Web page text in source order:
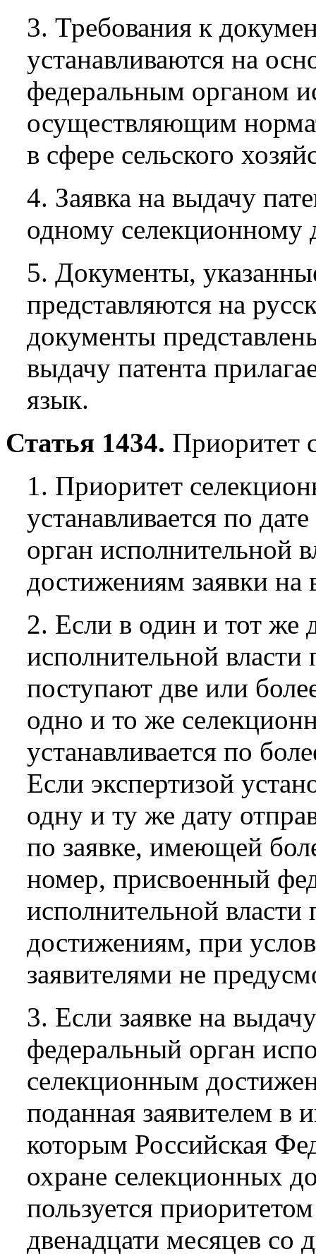
3. Требования к
устанавливаются на
федеральным органом
осуществляющим
в сфере сельского
4. Заявка на выдачу
одному
5. Документы,
представляются на
документы
выдачу патента
язык.
Статья 1434. Приоритет
1. Приоритет
устанавливается по
орган исполнительной
достижениям заявки на
2. Если в один и тот же
исполнительной
поступают две или
одно и то же
устанавливается по
Если экспертизой
одну и ту же дату
по заявке, имеющей
номер, присвоенный
исполнительной
достижениям, при
заявителями не
3. Если заявке на
федеральный орган
селекционным
поданная заявителем в
которым Российская
охране селекционных
пользуется
двенадцати месяцев со